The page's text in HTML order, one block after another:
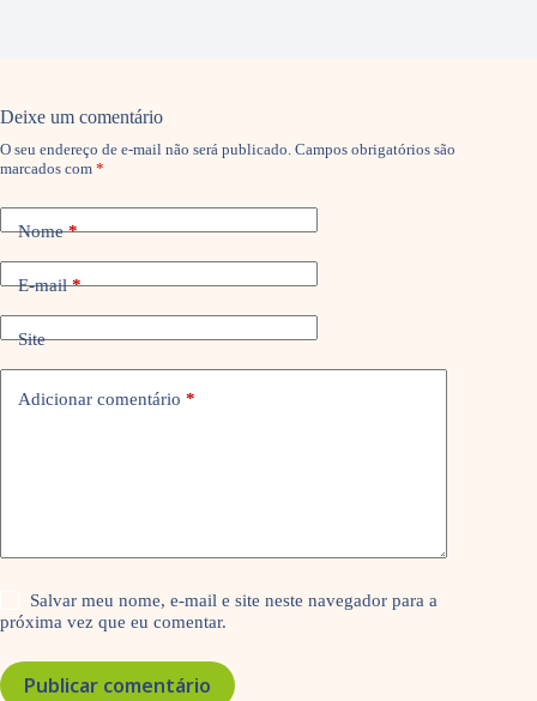
Deixe um comentário
O seu endereço de e-mail não será publicado. Campos obrigatórios são
marcados com *
Nome*
E-mail*
Site
Adicionar comentário *
Salvar meu nome, e-mail e site neste navegador para a
próxima vez que eu comentar.
Publicar comentário